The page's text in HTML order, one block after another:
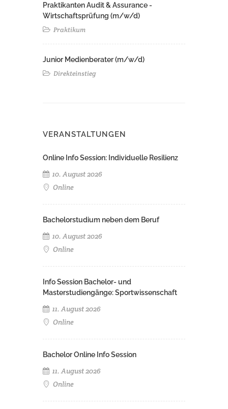
Praktikanten Audit & Assurance -
Wirtschaftsprüfung (m/w/d)
Praktikum
Junior Medienberater (m/w/d)
Direkteinstieg
VERANSTALTUNGEN
Online Info Session: Individuelle Resilienz
10. August 2026
Online
Bachelorstudium neben dem Beruf
10. August 2026
Online
Info Session Bachelor- und
Masterstudiengänge: Sportwissenschaft
11. August 2026
Online
Bachelor Online Info Session
11. August 2026
Online